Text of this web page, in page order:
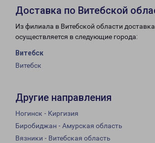
Доставка по Витебской
Из филиала в Витебской области
осуществляется в следующие города:
Витебск
Витебск
Другие направления
Ногинск - Киргизия
Биробиджан - Амурская область
Вязники - Витебская область